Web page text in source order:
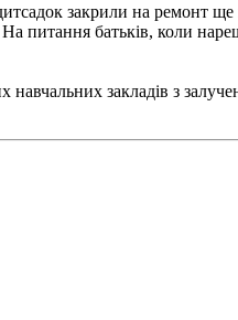
закрили на ремонт ще
питання батьків, коли
закладів з